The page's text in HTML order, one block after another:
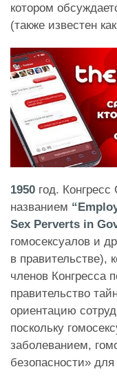
котором
(также известен
1950 год.
названием
Sex Perverts in
гомосексуалов и
в правительстве),
членов Конгресса
правительство
ориентацию
поскольку
заболеванием,
безопасности»